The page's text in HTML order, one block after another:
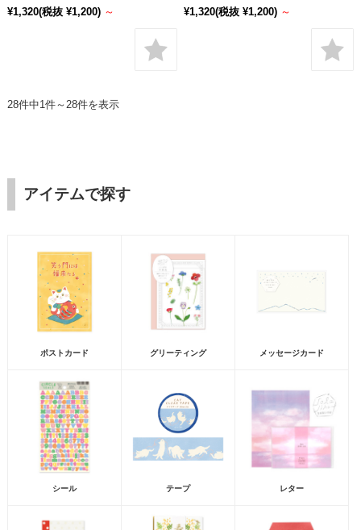
¥1,320(税抜 ¥1,200) ～ ¥1,320(税抜 ¥1,200) ～
28件中1件～28件を表示
アイテムで探す
ポストカード グリーティング メッセージカード
シール テープ レター